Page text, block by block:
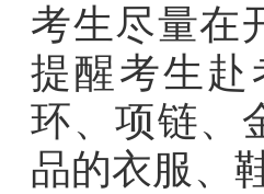
考生尽量在
提醒考生
环、项链、
品的衣服、